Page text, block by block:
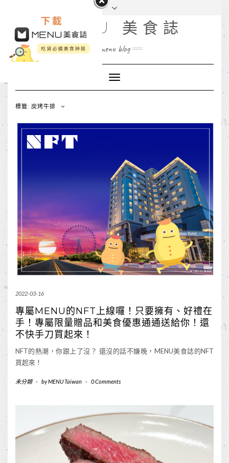
MENU 美食誌
menu blog
Toggle
Navigation
標籤: 炭烤牛排
2022-03-16
專屬MENU的NFT上線囉！只要擁有、好禮在
手！專屬限量贈品和美食優惠通通送給你！還
不快手刀買起來！
NFT的熱潮，你跟上了沒？ 還沒的話不嫌晚，MENU美食誌的NFT
買起來！
未分類 - byMENU Taiwan - 0 Comments